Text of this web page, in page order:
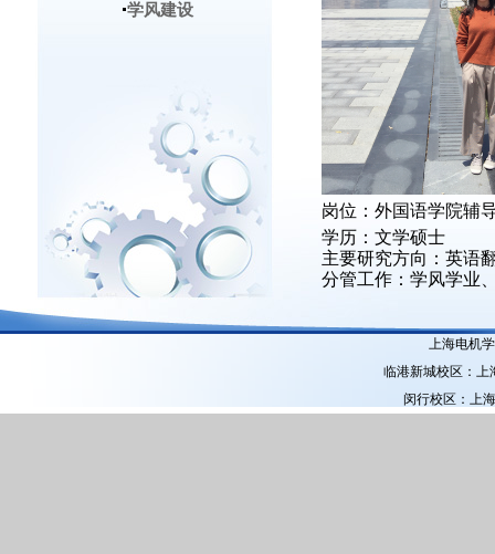
学风建设
岗位：外国语学院辅
学历：文学硕士
主要研究方向：英语
分管工作：学风学业
上海电机
临港新城校区：上
闵行校区：上